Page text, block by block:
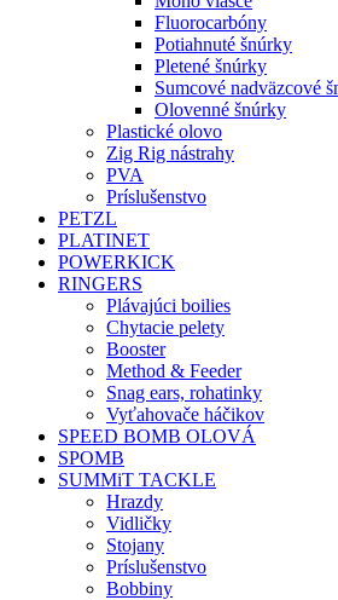
Fluorocarbóny
Potiahnuté šnúrky
Pletené šnúrky
Sumcové nadväzcové
Olovenné šnúrky
Plastické olovo
Zig Rig nástrahy
PVA
Príslušenstvo
PETZL
PLATINET
POWERKICK
RINGERS
Plávajúci boilies
Chytacie pelety
Booster
Method & Feeder
Snag ears, rohatinky
Vyťahovače háčikov
SPEED BOMB OLOVÁ
SPOMB
SUMMiT TACKLE
Hrazdy
Vidličky
Stojany
Príslušenstvo
Bobbiny